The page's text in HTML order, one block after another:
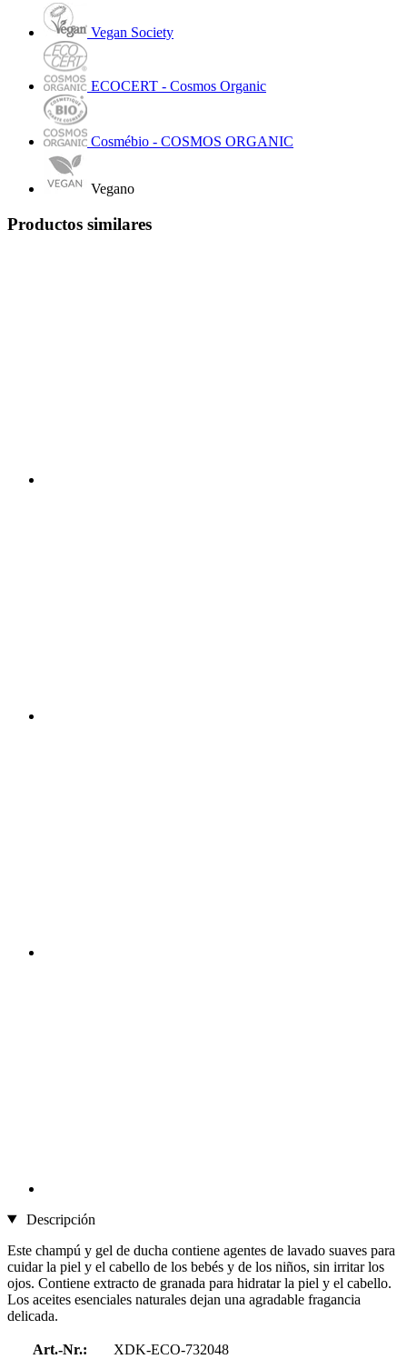
Vegan Society
ECOCERT - Cosmos Organic
Cosmébio - COSMOS ORGANIC
Vegano
Productos similares
Descripción
Este champú y gel de ducha contiene agentes de lavado suaves para
cuidar la piel y el cabello de los bebés y de los niños, sin irritar los
ojos. Contiene extracto de granada para hidratar la piel y el cabello.
Los aceites esenciales naturales dejan una agradable fragancia
delicada.
Art.-Nr.: XDK-ECO-732048